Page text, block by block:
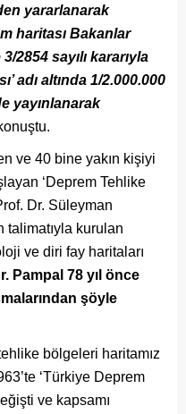
yararlanarak
haritası Bakanlar
2854 sayılı kararıyla
adı altında 1/2.000.000
yayınlanarak
ve 40 bine yakın kişiyi
‘Deprem Tehlike
Dr. Süleyman
talimatıyla kurulan
ve diri fay haritaları
Pampal 78 yıl önce
şöyle
bölgeleri haritamız
‘Türkiye Deprem
ve kapsamı